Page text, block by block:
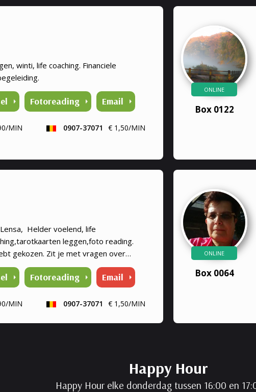
winti, life coaching. Financiele
Fotoreading Email
MIN 0907-37071 € 1,50/MIN
ONLINE
Box 0122
Helder voelend, life
leggen,foto reading.
gekozen. Zit je met vragen over
in jouw leven help ik als jarenlange
graag om de juiste antwoorden te
Fotoreading Email
MIN 0907-37071 € 1,50/MIN
ONLINE
Box 0064
Happy Hour
Happy Hour elke donderdag tussen 16:00 en